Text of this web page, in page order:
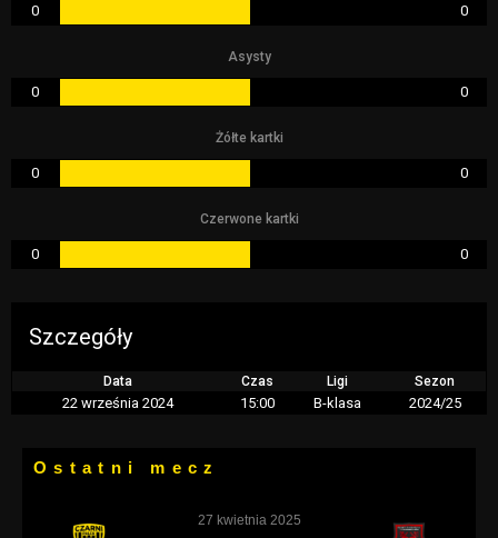
0 0
Asysty
0 0
Żółte kartki
0 0
Czerwone kartki
0 0
Szczegóły
Data Czas Ligi Sezon
22 września 2024 15:00 B-klasa 2024/25
Ostatni mecz
27 kwietnia 2025